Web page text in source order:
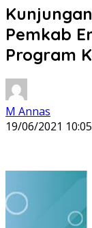
Pemkab
Program
M Annas
19/06/2021